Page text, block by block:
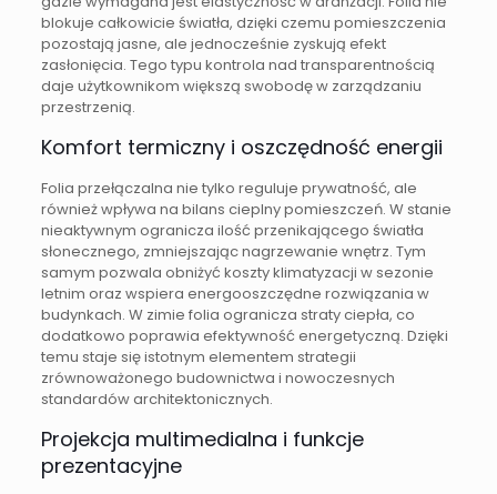
blokuje całkowicie światła, dzięki czemu pomieszczenia
pozostają jasne, ale jednocześnie zyskują efekt
zasłonięcia. Tego typu kontrola nad transparentnością
daje użytkownikom większą swobodę w zarządzaniu
przestrzenią.
Komfort termiczny i oszczędność energii
Folia przełączalna nie tylko reguluje prywatność, ale
również wpływa na bilans cieplny pomieszczeń. W stanie
nieaktywnym ogranicza ilość przenikającego światła
słonecznego, zmniejszając nagrzewanie wnętrz. Tym
samym pozwala obniżyć koszty klimatyzacji w sezonie
letnim oraz wspiera energooszczędne rozwiązania w
budynkach. W zimie folia ogranicza straty ciepła, co
dodatkowo poprawia efektywność energetyczną. Dzięki
temu staje się istotnym elementem strategii
zrównoważonego budownictwa i nowoczesnych
standardów architektonicznych.
Projekcja multimedialna i funkcje
prezentacyjne